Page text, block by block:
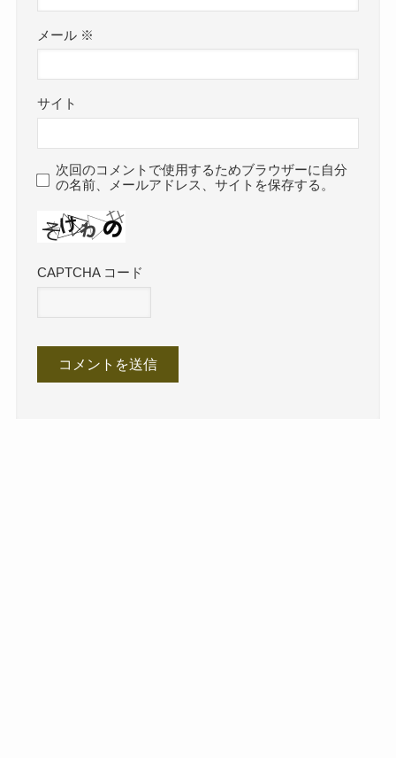
メール ※
サイト
次回のコメントで使用するためブラウザーに自分
の名前、メールアドレス、サイトを保存する。
CAPTCHA コード